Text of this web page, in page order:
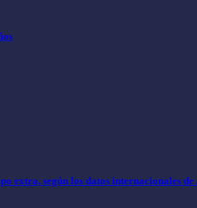
extra, según los datos internacionales de